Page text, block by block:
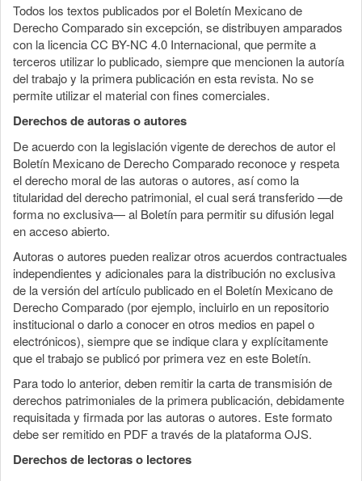
Todos los textos publicados por el Boletín Mexicano de
Derecho Comparado sin excepción, se distribuyen amparados
con la licencia CC BY-NC 4.0 Internacional, que permite a
terceros utilizar lo publicado, siempre que mencionen la autoría
del trabajo y la primera publicación en esta revista. No se
permite utilizar el material con fines comerciales.
Derechos de autoras o autores
De acuerdo con la legislación vigente de derechos de autor el
Boletín Mexicano de Derecho Comparado reconoce y respeta
el derecho moral de las autoras o autores, así como la
titularidad del derecho patrimonial, el cual será transferido —de
forma no exclusiva— al Boletín para permitir su difusión legal
en acceso abierto.
Autoras o autores pueden realizar otros acuerdos contractuales
independientes y adicionales para la distribución no exclusiva
de la versión del artículo publicado en el Boletín Mexicano de
Derecho Comparado (por ejemplo, incluirlo en un repositorio
institucional o darlo a conocer en otros medios en papel o
electrónicos), siempre que se indique clara y explícitamente
que el trabajo se publicó por primera vez en este Boletín.
Para todo lo anterior, deben remitir la carta de transmisión de
derechos patrimoniales de la primera publicación, debidamente
requisitada y firmada por las autoras o autores. Este formato
debe ser remitido en PDF a través de la plataforma OJS.
Derechos de lectoras o lectores